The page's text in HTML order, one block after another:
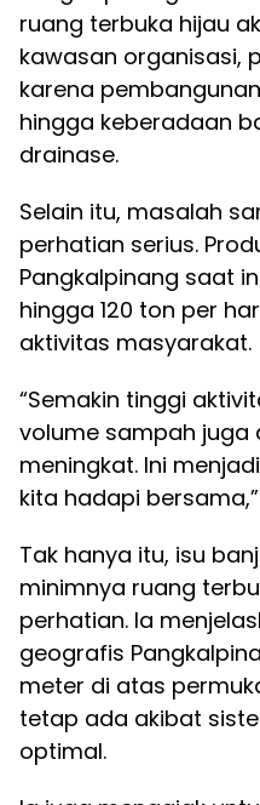
ruang terbuka hijau
kawasan organisasi,
karena
hingga keberadaan
drainase.
Selain itu, masalah
perhatian serius.
Pangkalpinang saat
hingga 120 ton per
aktivitas masyarakat.
“Semakin tinggi
volume sampah juga
meningkat. Ini
kita hadapi
Tak hanya itu, isu
minimnya ruang
perhatian. Ia
geografis
meter di atas
tetap ada akibat
optimal.